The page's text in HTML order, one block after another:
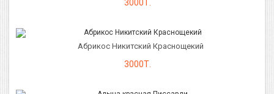
3000Т.
Абрикос Никитский Краснощекий
3000Т.